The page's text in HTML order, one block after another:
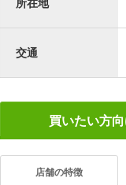
所在地
交通
買いたい方
店舗の特徴